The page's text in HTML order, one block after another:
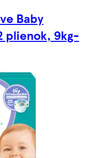
Baby
plienok, 9kg-